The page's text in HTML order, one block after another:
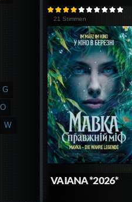
21 Stimmen
VAIANA *2026*
G
O
W